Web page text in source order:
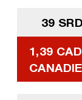
39
1,39